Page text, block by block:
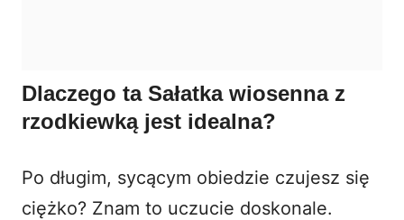
Dlaczego ta Sałatka wiosenna z
rzodkiewką jest idealna?
Po długim, sycącym obiedzie czujesz się
ciężko? Znam to uczucie doskonale.